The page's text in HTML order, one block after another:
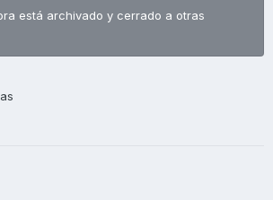
está archivado y cerrado a otras